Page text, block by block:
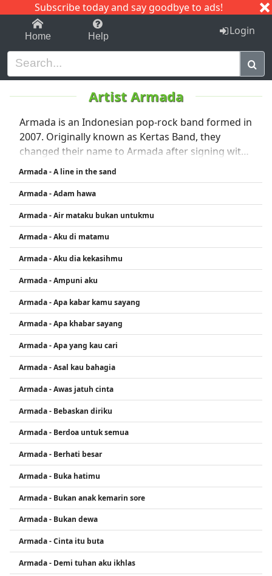
Subscribe today and say goodbye to ads!
1-9 C I J
Home Help Login
Artist Armada
Armada is an Indonesian pop-rock band formed in
2007. Originally known as Kertas Band, they
changed their name to Armada after signing with
a major label. The group is known for their
emotional lyrics and catchy melodies, with popular
songs like "Mau Dibawa Kemana", "Harusnya
Aku", and "Asal Kau Bahagia". Armada has a
strong fan base in Indonesia and across
Southeast Asia, often blending romantic themes
with contemporary pop-rock sounds.
Armada - A line in the sand
Armada - Adam hawa
Armada - Air mataku bukan untukmu
Armada - Aku di matamu
Armada - Aku dia kekasihmu
Armada - Ampuni aku
Armada - Apa kabar kamu sayang
Armada - Apa khabar sayang
Armada - Apa yang kau cari
Armada - Asal kau bahagia
Armada - Awas jatuh cinta
Armada - Bebaskan diriku
Armada - Berdoa untuk semua
Armada - Berhati besar
Armada - Buka hatimu
Armada - Bukan anak kemarin sore
Armada - Bukan dewa
Armada - Cinta itu buta
Armada - Demi tuhan aku ikhlas